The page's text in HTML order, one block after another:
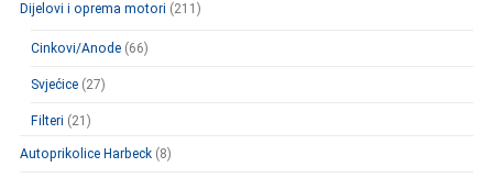
Dijelovi i oprema motori (211)
Cinkovi/Anode (66)
Svjećice (27)
Filteri (21)
Autoprikolice Harbeck (8)